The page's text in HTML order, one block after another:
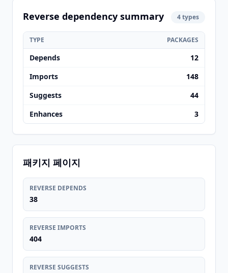
Reverse dependency summary 4 types
TYPE PACKAGES
Depends
12
Imports
148
Suggests
44
Enhances
3
패키지 페이지
REVERSE DEPENDS
38
REVERSE IMPORTS
404
REVERSE SUGGESTS